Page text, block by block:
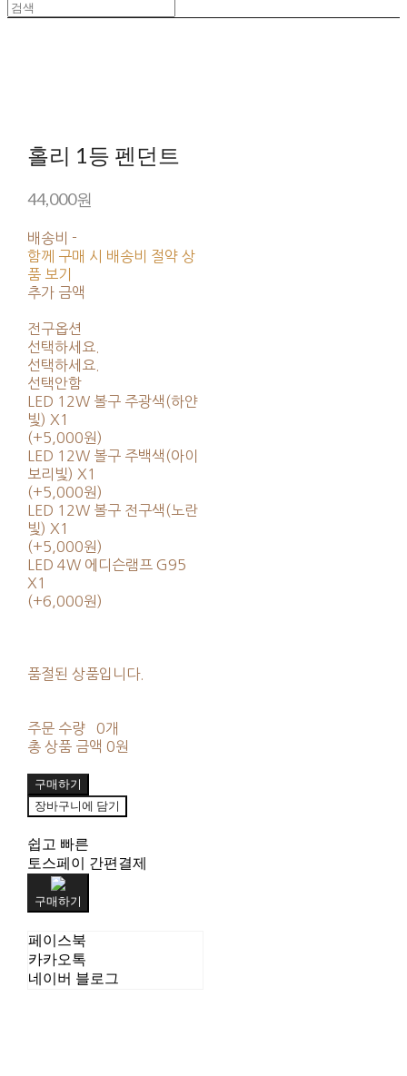
홀리 1등 펜던트
44,000원
배송비 -
함께 구매 시 배송비 절약 상
품 보기
추가 금액
전구옵션
선택하세요.
선택하세요.
선택안함
LED 12W 볼구 주광색(하얀
빛) X1
(+5,000원)
LED 12W 볼구 주백색(아이
보리빛) X1
(+5,000원)
LED 12W 볼구 전구색(노란
빛) X1
(+5,000원)
LED 4W 에디슨램프 G95
X1
(+6,000원)
품절된 상품입니다.
주문 수량
0개
총 상품 금액 0원
구매하기
장바구니에 담기
쉽고 빠른
토스페이 간편결제
구매하기
페이스북
카카오톡
네이버 블로그